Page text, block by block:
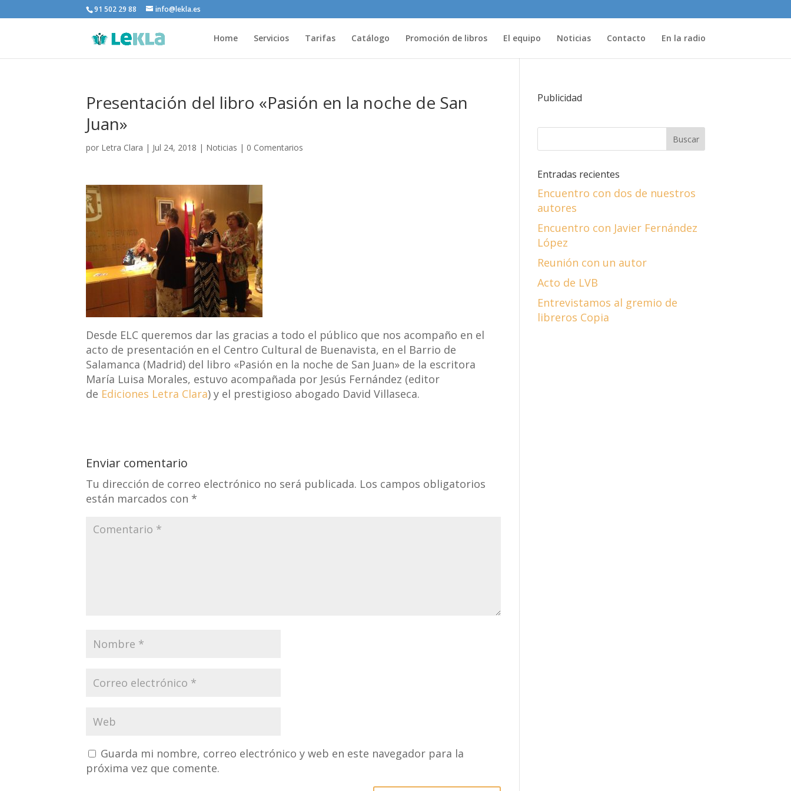
91 502 29 88 info@lekla.es
Home Servicios Tarifas Catálogo Promoción de libros El equipo Noticias Contacto En la radio
Presentación del libro «Pasión en la noche de San
Juan»
por Letra Clara | Jul 24, 2018 | Noticias | 0 Comentarios
Desde ELC queremos dar las gracias a todo el público que nos acompaño en el
acto de presentación en el Centro Cultural de Buenavista, en el Barrio de
Salamanca (Madrid) del libro «Pasión en la noche de San Juan» de la escritora
María Luisa Morales, estuvo acompañada por Jesús Fernández (editor
de Ediciones Letra Clara) y el prestigioso abogado David Villaseca.
Enviar comentario
Tu dirección de correo electrónico no será publicada. Los campos obligatorios
están marcados con *
Guarda mi nombre, correo electrónico y web en este navegador para la
próxima vez que comente.
Publicidad
Entradas recientes
Encuentro con dos de nuestros
autores
Encuentro con Javier Fernández
López
Reunión con un autor
Acto de LVB
Entrevistamos al gremio de
libreros Copia